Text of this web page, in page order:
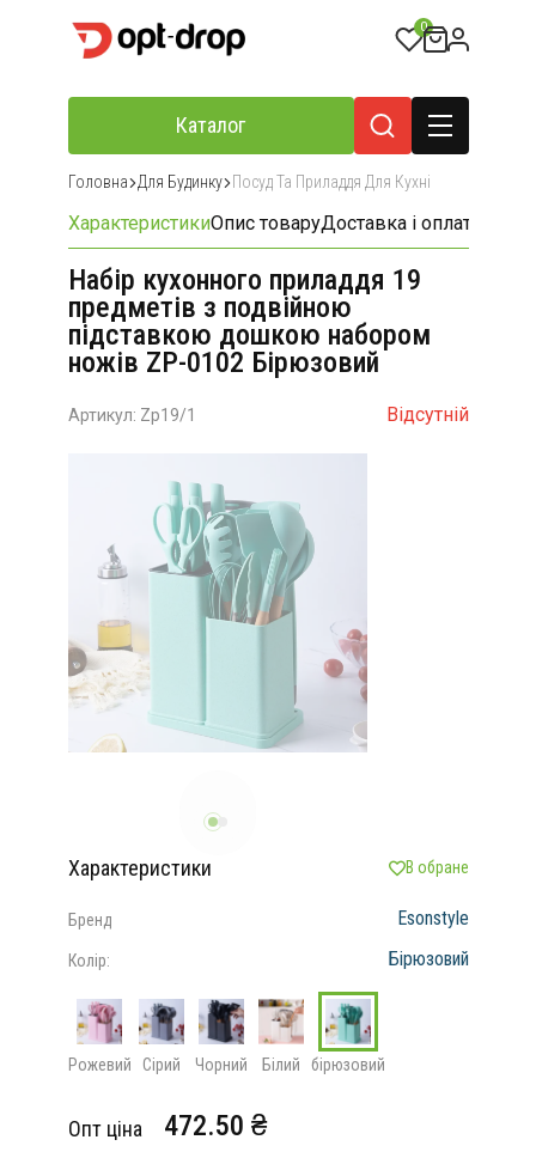
0
Каталог
Головна Для Будинку Посуд Та Приладдя Для Кухні
ХарактеристикиОпис товаруДоставка і оплата
Набір кухонного приладдя 19
предметів з подвійною
підставкою дошкою набором
ножів ZP-0102 Бірюзовий
Артикул: Zp19/1 Відсутній
Характеристики В обране
Бренд Esonstyle
Колір: Бірюзовий
Рожевий Сірий Чорний Білий бірюзовий
Опт ціна 472.50 ₴